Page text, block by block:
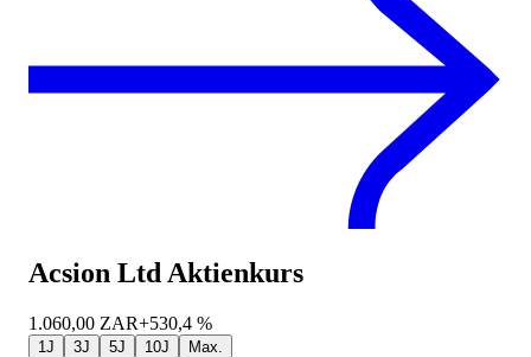
Acsion Ltd Aktienkurs
1.060,00 ZAR+530,4 %
1J 3J 5J 10J Max.